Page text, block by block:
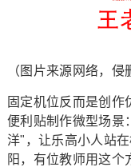
（图片来源网络，侵
固定机位反而是创作
便利贴制作微型场景
洋"，让乐高小人站
阳，有位教师用这个